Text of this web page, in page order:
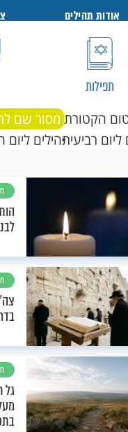
אודות תהילים
תפילות
הקטורת מסור שם
רביעיתהילים ליום